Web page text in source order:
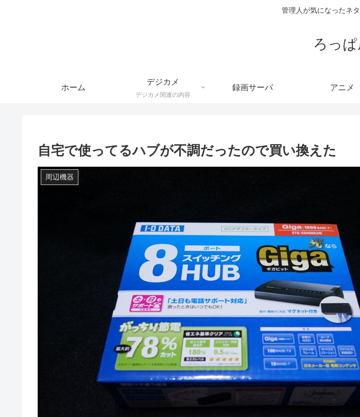
管理人が気になったネタ
ろっぱ
ホーム
デジカメ
デジカメ関連の内容
録画サーバ アニメ
自宅で使ってるハブが不調だったので買い換えた
周辺機器